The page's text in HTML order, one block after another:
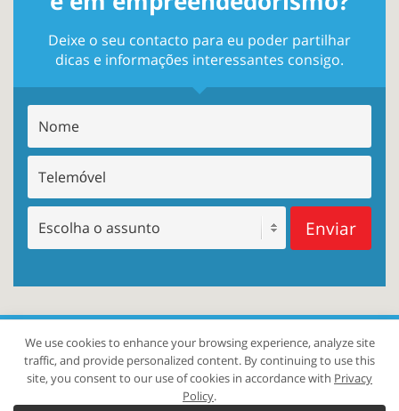
Deixe o seu contacto para eu poder partilhar
dicas e informações interessantes consigo.
Enviar
AVI AMITAI
We use cookies to enhance your browsing experience, analyze site
traffic, and provide personalized content. By continuing to use this
site, you consent to our use of cookies in accordance with Privacy
Policy.